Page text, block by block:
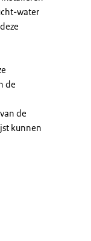
water
de
de
kunnen